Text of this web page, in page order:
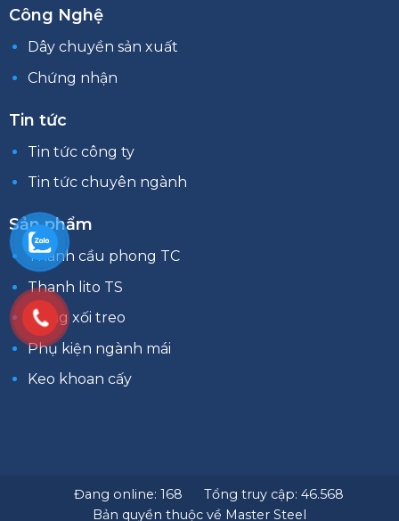
Công Nghệ
Dây chuyền sản xuất
Chứng nhận
Tin tức
Tin tức công ty
Tin tức chuyên ngành
Sản phẩm
Thanh cầu phong TC
Thanh lito TS
Máng xối treo
Phụ kiện ngành mái
Keo khoan cấy
Đang online: 168
Tổng truy cập: 46.568
Bản quyền thuộc về Master Steel